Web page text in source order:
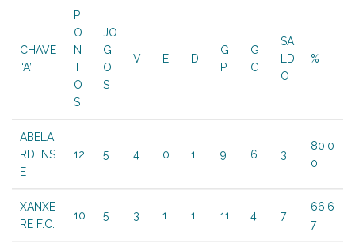
CHAVE
“A”
P
O
N
T
O
S
JO
G
O
S
V E D
G
P
G
C
SA
LD
O
%
ABELA
RDENS
E
12 5 4 0 1 9 6 3
80,0
0
XANXE
RE F.C.
10 5 3 1 1 11 4 7
66,6
7